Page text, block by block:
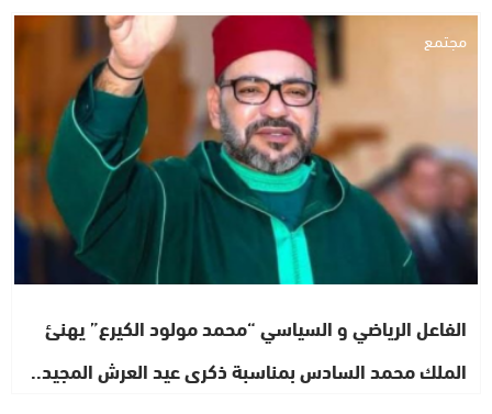
مجتمع
الفاعل الرياضي و السياسي “محمد مولود الكيرع” يهنئ
الملك محمد السادس بمناسبة ذكرى عيد العرش المجيد..